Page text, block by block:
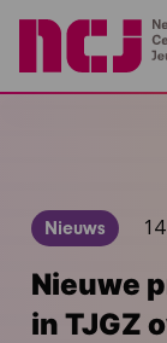
Nieuws
Nieuwe
in TJGZ